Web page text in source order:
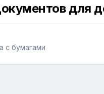
для
с бумагами